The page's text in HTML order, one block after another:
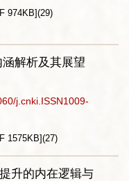
974KB](29)
解析及其展望
j.cnki.ISSN1009-
1575KB](27)
升的内在逻辑与